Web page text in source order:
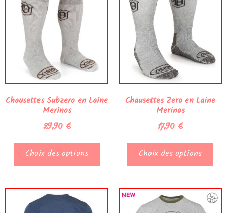
Chausettes Subzero en Laine
Merinos
29,90 €
Choix des options
Chausettes Zero en Laine
Merinos
17,90 €
Choix des options